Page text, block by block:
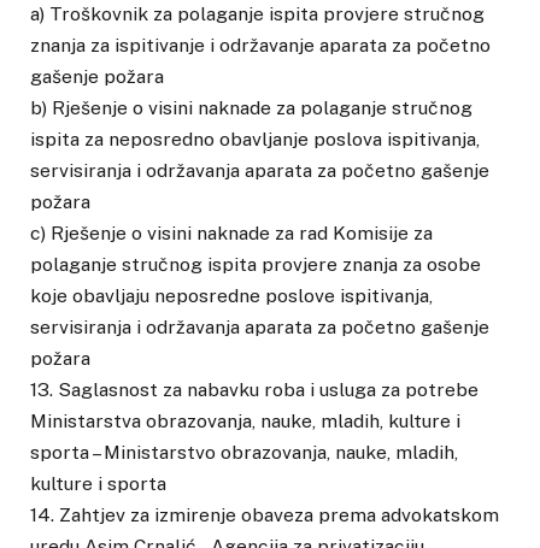
a) Troškovnik za polaganje ispita provjere stručnog
znanja za ispitivanje i održavanje aparata za početno
gašenje požara
b) Rješenje o visini naknade za polaganje stručnog
ispita za neposredno obavljanje poslova ispitivanja,
servisiranja i održavanja aparata za početno gašenje
požara
c) Rješenje o visini naknade za rad Komisije za
polaganje stručnog ispita provjere znanja za osobe
koje obavljaju neposredne poslove ispitivanja,
servisiranja i održavanja aparata za početno gašenje
požara
13. Saglasnost za nabavku roba i usluga za potrebe
Ministarstva obrazovanja, nauke, mladih, kulture i
sporta – Ministarstvo obrazovanja, nauke, mladih,
kulture i sporta
14. Zahtjev za izmirenje obaveza prema advokatskom